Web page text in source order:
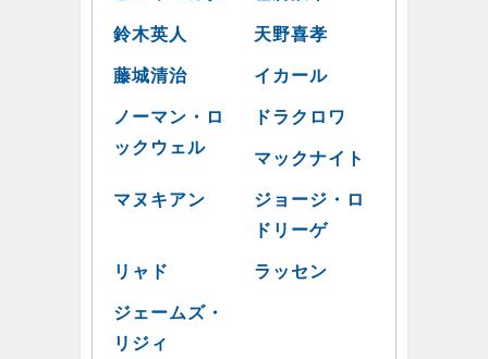
鈴木英人 天野喜孝
藤城清治 イカール
ノーマン・ロ
ックウェル
ドラクロワ
マックナイト
マヌキアン
ジョージ・ロ
ドリーゲ
リャド ラッセン
ジェームズ・
リジィ